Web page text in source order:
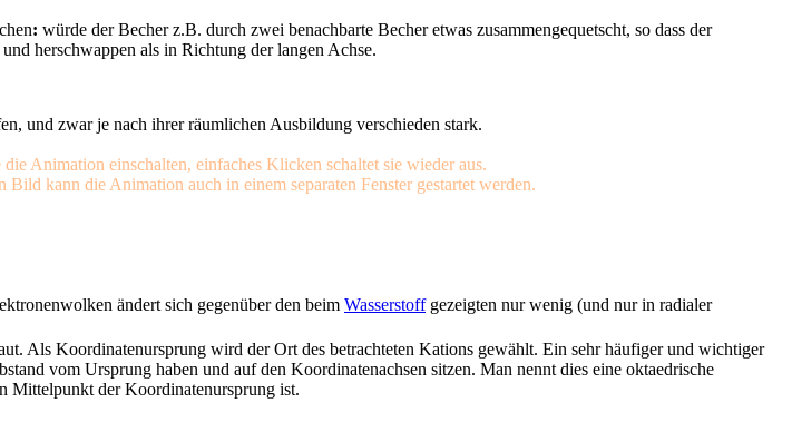
: würde der Becher z.B. durch zwei benachbarte Becher etwas zusammengequetscht, so dass der
herschwappen als in Richtung der langen Achse.
und zwar je nach ihrer räumlichen Ausbildung verschieden stark.
Animation einschalten, einfaches Klicken schaltet sie wieder aus.
kann die Animation auch in einem separaten Fenster gestartet werden.
ändert sich gegenüber den beim Wasserstoffgezeigten nur wenig (und nur in radialer
Als Koordinatenursprung wird der Ort des betrachteten Kations gewählt. Ein sehr häufiger und wichtiger
vom Ursprung haben und auf den Koordinatenachsen sitzen. Man nennt dies eine oktaedrische
Mittelpunkt der Koordinatenursprung ist.